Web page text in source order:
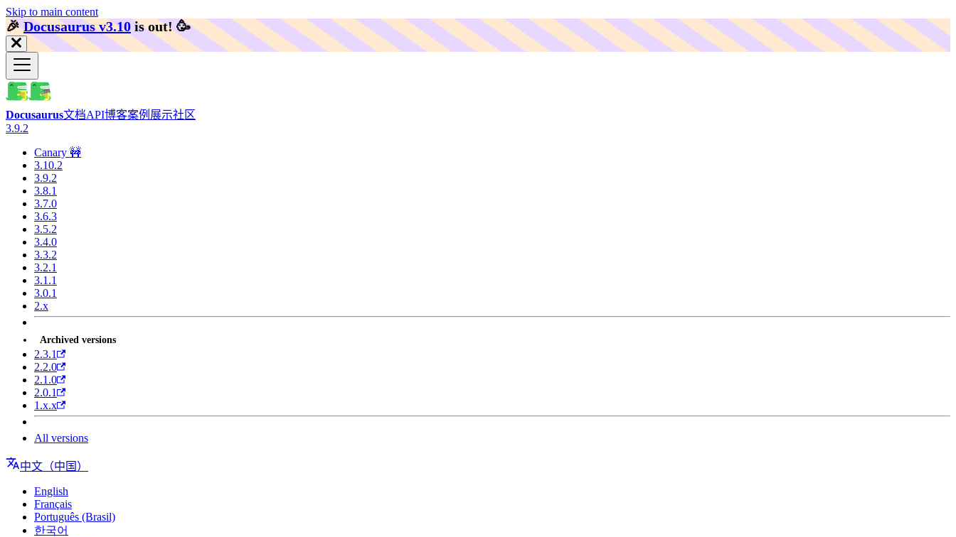
Skip to main content
🎉️Docusaurus v3.10 is out! 🥳️
Docusaurus文档API博客案例展示社区
3.9.2
Canary 🚧
3.10.2
3.9.2
3.8.1
3.7.0
3.6.3
3.5.2
3.4.0
3.3.2
3.2.1
3.1.1
3.0.1
2.x
Archived versions
2.3.1
2.2.0
2.1.0
2.0.1
1.x.x
All versions
中文（中国）
English
Français
Português (Brasil)
한국어